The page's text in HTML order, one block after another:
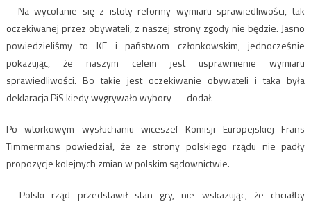
– Na wycofanie się z istoty reformy wymiaru sprawiedliwości, tak
oczekiwanej przez obywateli, z naszej strony zgody nie będzie. Jasno
powiedzieliśmy to KE i państwom członkowskim, jednocześnie
pokazując, że naszym celem jest usprawnienie wymiaru
sprawiedliwości. Bo takie jest oczekiwanie obywateli i taka była
deklaracja PiS kiedy wygrywało wybory — dodał.
Po wtorkowym wysłuchaniu wiceszef Komisji Europejskiej Frans
Timmermans powiedział, że ze strony polskiego rządu nie padły
propozycje kolejnych zmian w polskim sądownictwie.
– Polski rząd przedstawił stan gry, nie wskazując, że chciałby